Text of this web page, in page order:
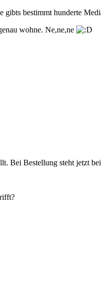
gibts bestimmt hunderte
wohne. Ne,ne,ne
Bei Bestellung steht jetzt